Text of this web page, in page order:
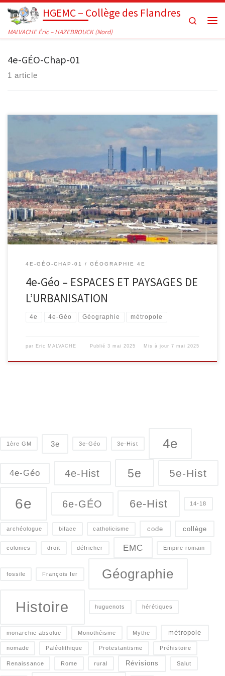
Passer au contenuHGEMC – Collège des Flandres
MALVACHE Éric – HAZEBROUCK (Nord)
Search
4e-GÉO-Chap-01
1 article
4E-GÉO-CHAP-01 GÉOGRAPHIE 4E
4e-Géo – ESPACES ET PAYSAGES DE
L’URBANISATION
4e 4e-Géo Géographie métropole
par Eric MALVACHE Publié3 mai 2025 Mis à jour7 mai 2025
1ère GM 3e 3e-Géo 3e-Hist 4e
4e-Géo 4e-Hist 5e 5e-Hist
6e 6e-GÉO 6e-Hist 14-18
archéologue biface catholicisme code collège
colonies droit défricher EMC Empire romain
fossile François Ier Géographie
Histoire huguenots hérétiques
monarchie absolue Monothéisme Mythe métropole
nomade Paléolithique Protestantisme Préhistoire
Renaissance Rome rural Révisions Salut